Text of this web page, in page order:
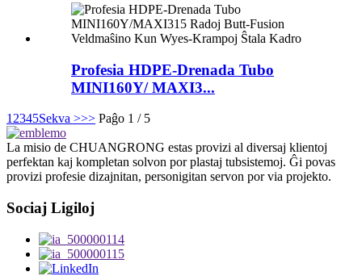
Profesia HDPE-Drenada Tubo
MINI160Y/ MAXI3...
12345Sekva >>> Paĝo 1 / 5
La misio de CHUANGRONG estas provizi al diversaj klientoj
perfektan kaj kompletan solvon por plastaj tubsistemoj. Ĝi povas
provizi profesie dizajnitan, personigitan servon por via projekto.
Sociaj Ligiloj